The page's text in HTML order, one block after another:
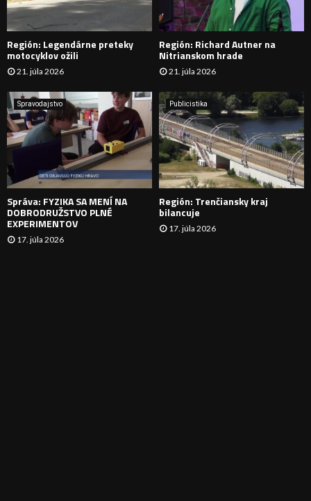
D
A
N
I
E
Región: Legendárne preteky
motocyklov ožili
21. júla 2026
Región: Richard Autner na
Nitrianskom hrade
21. júla 2026
Spravodajstvo
Správa: FYZIKA SA MENÍ NA
DOBRODRUŽSTVO PLNÉ
EXPERIMENTOV
17. júla 2026
Publicistika
Región: Trenčiansky kraj
bilancuje
17. júla 2026